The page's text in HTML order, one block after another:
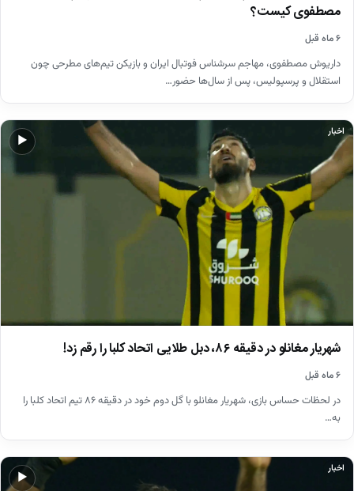
مصطفوی کیست؟
۶ ماه قبل
داریوش مصطفوی، مهاجم سرشناس فوتبال ایران و بازیکن تیم‌های مطرحی چون
استقلال و پرسپولیس، پس از سال‌ها حضور…
▶
اخبار
شهریار مغانلو در دقیقه ۸۶، دبل طلایی اتحاد کلبا را رقم زد!
۶ ماه قبل
در لحظات حساس بازی، شهریار مغانلو با گل دوم خود در دقیقه ۸۶ تیم اتحاد کلبا را
به…
▶
اخبار